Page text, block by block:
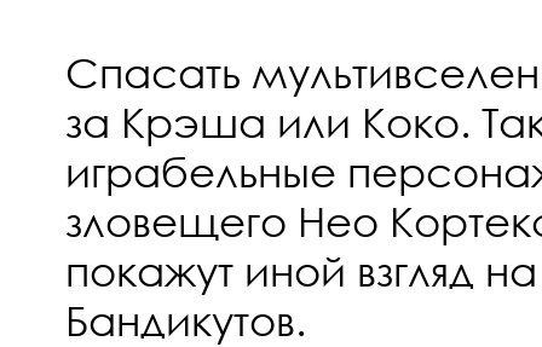
Спасать
за Крэша или Коко.
играбельные
зловещего Нео
покажут иной взгляд
Бандикутов.